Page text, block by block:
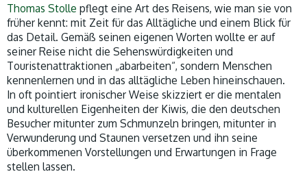
Thomas Stolle pflegt eine Art des Reisens, wie man sie von
früher kennt: mit Zeit für das Alltägliche und einem Blick für
das Detail. Gemäß seinen eigenen Worten wollte er auf
seiner Reise nicht die Sehenswürdigkeiten und
Touristenattraktionen „abarbeiten“, sondern Menschen
kennenlernen und in das alltägliche Leben hineinschauen.
In oft pointiert ironischer Weise skizziert er die mentalen
und kulturellen Eigenheiten der Kiwis, die den deutschen
Besucher mitunter zum Schmunzeln bringen, mitunter in
Verwunderung und Staunen versetzen und ihn seine
überkommenen Vorstellungen und Erwartungen in Frage
stellen lassen.